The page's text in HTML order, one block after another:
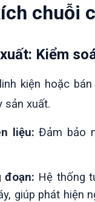
chuỗi
Kiểm
kiện hoặc
sản xuất.
liệu: Đảm bảo
đoạn: Hệ thống
giúp phát hiện